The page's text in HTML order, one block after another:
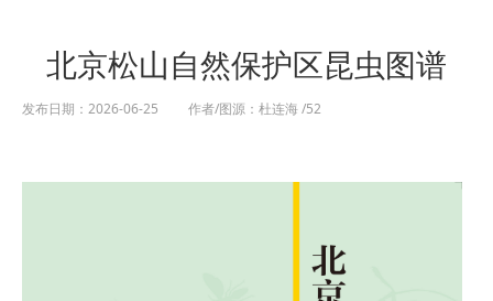
北京松山自然保护区昆虫图谱
发布日期：2026-06-25 作者/图源：杜连海 /52